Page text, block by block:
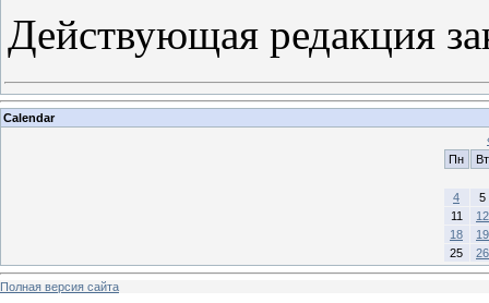
Действующая редакция
Calendar
Пн
Вт
4
5
11
12
18
19
25
26
Полная версия сайта